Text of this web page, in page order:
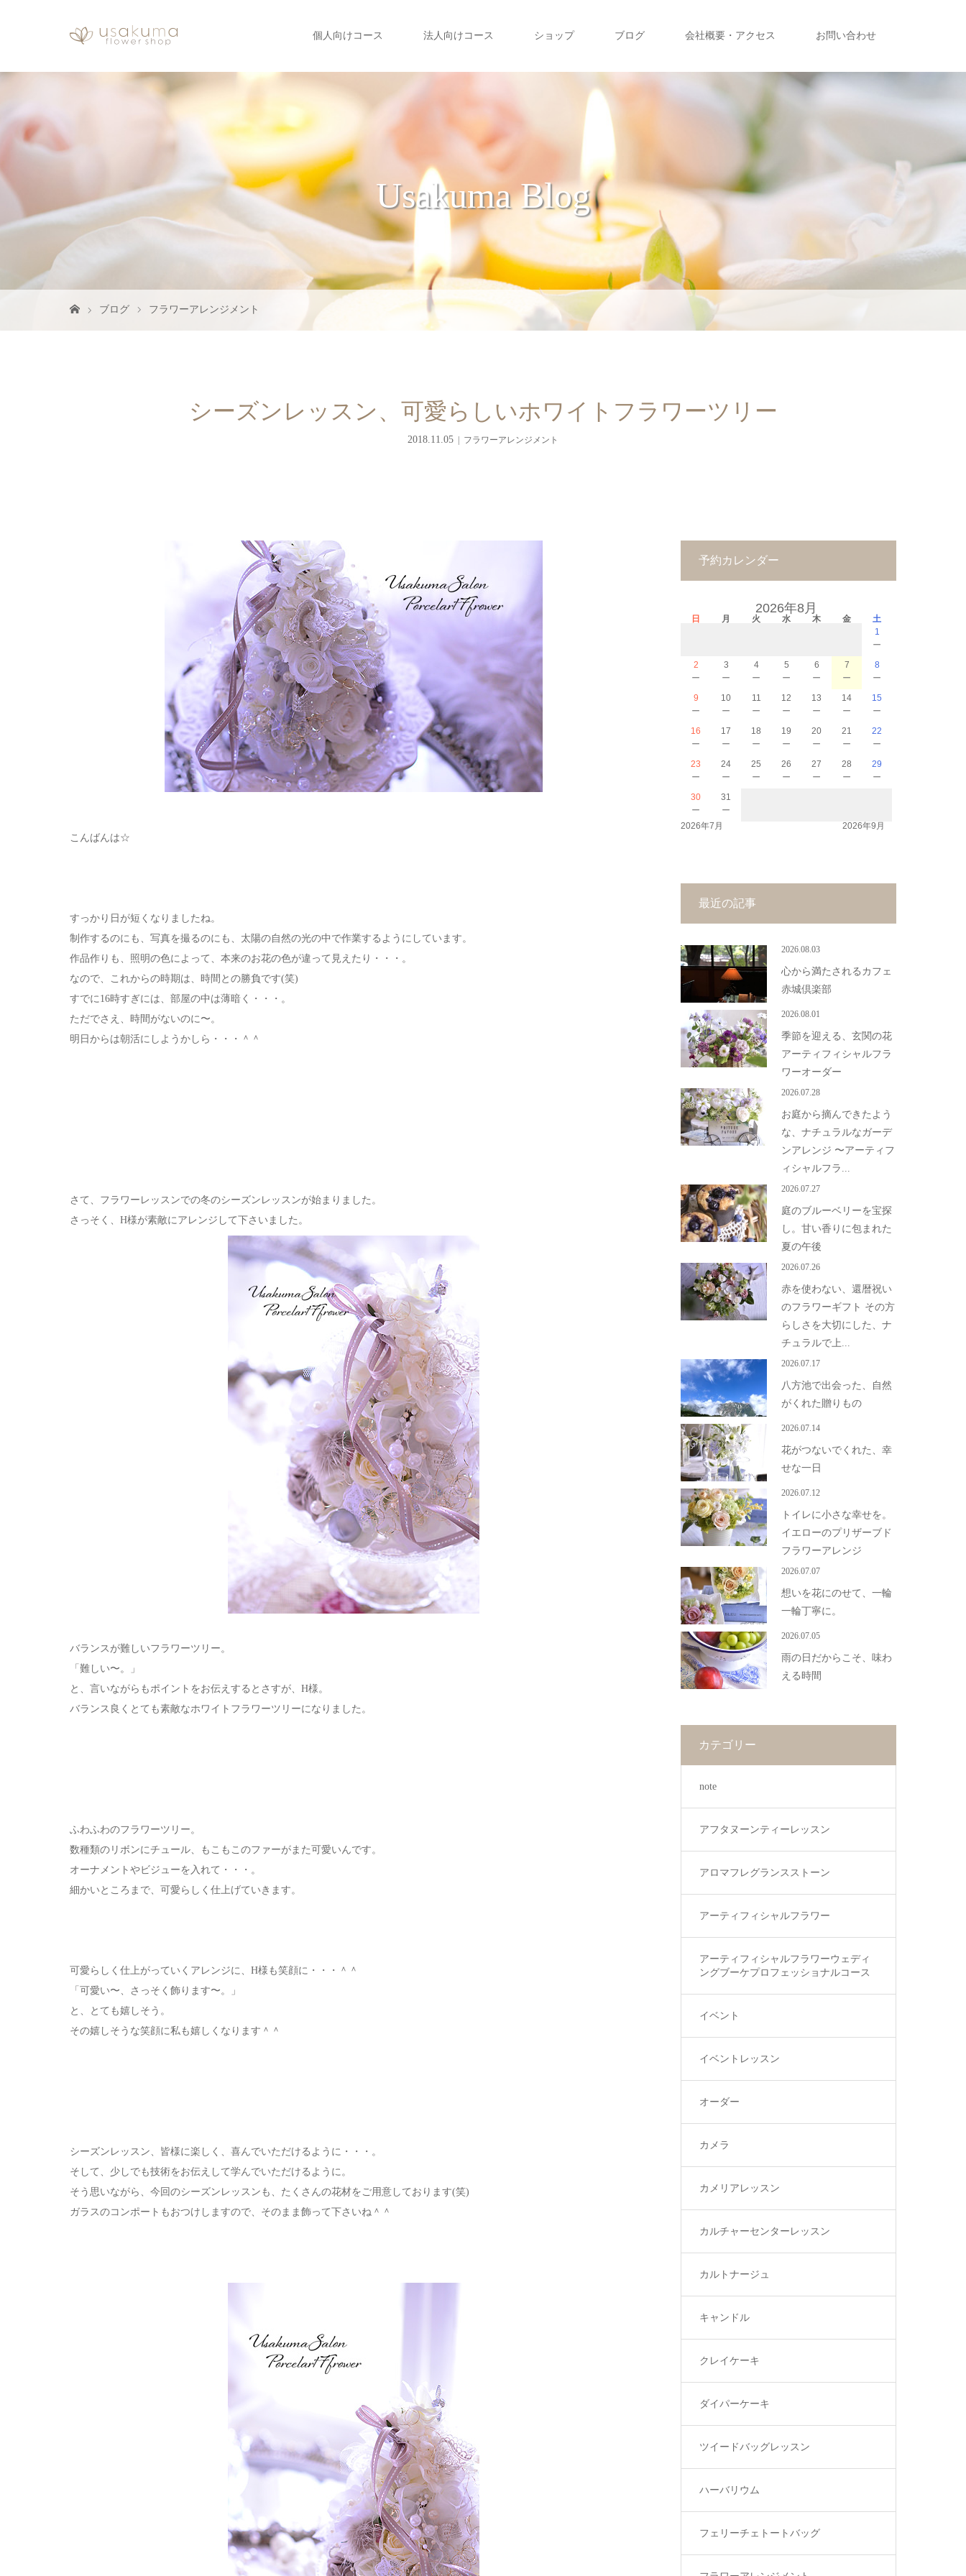
個人向けコース 法人向けコース ショップ ブログ 会社概要・アクセス お問い合わせ
Usakuma Blog
ブログ フラワーアレンジメント
シーズンレッスン、可愛らしいホワイトフラワーツリー
2018.11.05 フラワーアレンジメント
こんばんは☆
すっかり日が短くなりましたね。
制作するのにも、写真を撮るのにも、太陽の自然の光の中で作業するようにしています。
作品作りも、照明の色によって、本来のお花の色が違って見えたり・・・。
なので、これからの時期は、時間との勝負です(笑)
すでに16時すぎには、部屋の中は薄暗く・・・。
ただでさえ、時間がないのに〜。
明日からは朝活にしようかしら・・・＾＾
さて、フラワーレッスンでの冬のシーズンレッスンが始まりました。
さっそく、H様が素敵にアレンジして下さいました。
バランスが難しいフラワーツリー。
「難しい〜。」
と、言いながらもポイントをお伝えするとさすが、H様。
バランス良くとても素敵なホワイトフラワーツリーになりました。
ふわふわのフラワーツリー。
数種類のリボンにチュール、もこもこのファーがまた可愛いんです。
オーナメントやビジューを入れて・・・。
細かいところまで、可愛らしく仕上げていきます。
可愛らしく仕上がっていくアレンジに、H様も笑顔に・・・＾＾
「可愛い〜、さっそく飾ります〜。」
と、とても嬉しそう。
その嬉しそうな笑顔に私も嬉しくなります＾＾
シーズンレッスン、皆様に楽しく、喜んでいただけるように・・・。
そして、少しでも技術をお伝えして学んでいただけるように。
そう思いながら、今回のシーズンレッスンも、たくさんの花材をご用意しております(笑)
ガラスのコンポートもおつけしますので、そのまま飾って下さいね＾＾
予約カレンダー
2026年8月
日 月 火 水 木 金
土
1
－
2
－
3
－
4
－
5
－
6
－
7
－
8
－
9
－
10
－
11
－
12
－
13
－
14
－
15
－
16
－
17
－
18
－
19
－
20
－
21
－
22
－
23
－
24
－
25
－
26
－
27
－
28
－
29
－
30
－
31
－
2026年7月 2026年9月
最近の記事
2026.08.03
心から満たされるカフェ
赤城倶楽部
2026.08.01
季節を迎える、玄関の花
アーティフィシャルフラ
ワーオーダー
2026.07.28
お庭から摘んできたよう
な、ナチュラルなガーデ
ンアレンジ 〜アーティフ
ィシャルフラ...
2026.07.27
庭のブルーベリーを宝探
し。甘い香りに包まれた
夏の午後
2026.07.26
赤を使わない、還暦祝い
のフラワーギフト その方
らしさを大切にした、ナ
チュラルで上...
2026.07.17
八方池で出会った、自然
がくれた贈りもの
2026.07.14
花がつないでくれた、幸
せな一日
2026.07.12
トイレに小さな幸せを。
イエローのプリザーブド
フラワーアレンジ
2026.07.07
想いを花にのせて、一輪
一輪丁寧に。
2026.07.05
雨の日だからこそ、味わ
える時間
カテゴリー
note
アフタヌーンティーレッスン
アロマフレグランスストーン
アーティフィシャルフラワー
アーティフィシャルフラワーウェディ
ングブーケプロフェッショナルコース
イベント
イベントレッスン
オーダー
カメラ
カメリアレッスン
カルチャーセンターレッスン
カルトナージュ
キャンドル
クレイケーキ
ダイパーケーキ
ツイードバッグレッスン
ハーバリウム
フェリーチェトートバッグ